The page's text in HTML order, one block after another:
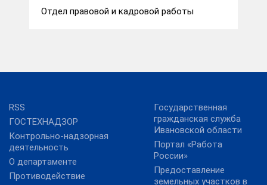
Отдел правовой и кадровой работы
RSS
ГОСТЕХНАДЗОР
Контрольно-надзорная
деятельность
О департаменте
Противодействие
Государственная
гражданская служба
Ивановской области
Портал «Работа
России»
Предоставление
земельных участков в